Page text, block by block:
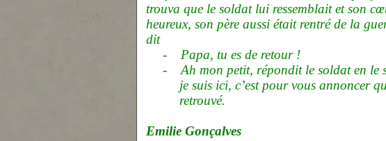
trouva que le soldat lui ressemblait et son
heureux, son père aussi était rentré de la
dit
-
Papa, tu es de retour !
-
Ah mon petit, répondit le soldat en le
je suis ici, c’est pour vous annoncer
retrouvé.
Emilie Gonçalves